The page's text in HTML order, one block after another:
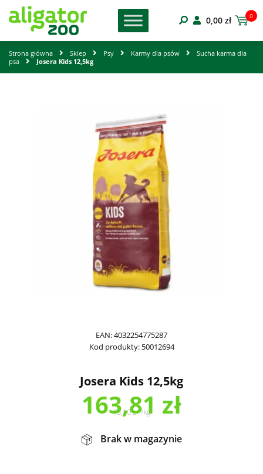
0,00 zł 0
Strona główna Sklep Psy Karmy dla psów
Sucha karma dla
psa
Josera Kids 12,5kg
EAN:4032254775287
Kod produkty: 50012694
Josera Kids 12,5kg
163,81 zł
13,10zł /kg
Brak w magazynie